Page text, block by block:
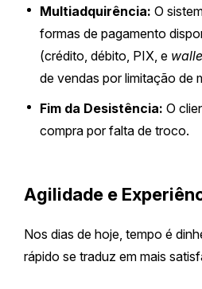
Multiadquirência: O
formas de pagamento
(crédito, débito, PIX, e
de vendas por limitação de
Fim da Desistência: O
compra por falta de troco.
Agilidade e
Nos dias de hoje, tempo é
rápido se traduz em mais